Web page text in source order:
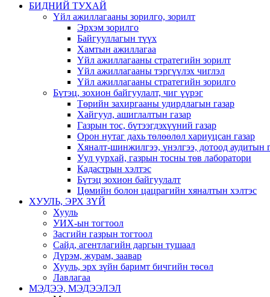
БИДНИЙ ТУХАЙ
Үйл ажиллагааны зорилго, зорилт
Эрхэм зорилго
Байгууллагын түүх
Хамтын ажиллагаа
Үйл ажиллагааны стратегийн зорилт
Үйл ажиллагааны тэргүүлэх чиглэл
Үйл ажиллагааны стратегийн зорилго
Бүтэц, зохион байгуулалт, чиг үүрэг
Төрийн захиргааны удирдлагын газар
Хайгуул, ашиглалтын газар
Газрын тос, бүтээгдэхүүний газар
Орон нутаг дахь төлөөлөл хариуцсан газар
Хяналт-шинжилгээ, үнэлгээ, дотоод аудитын
Уул уурхай, газрын тосны төв лаборатори
Кадастрын хэлтэс
Бүтэц зохион байгуулалт
Цөмийн болон цацрагийн хяналтын хэлтэс
ХУУЛЬ, ЭРХ ЗҮЙ
Хууль
УИХ-ын тогтоол
Засгийн газрын тогтоол
Сайд, агентлагийн даргын тушаал
Дүрэм, журам, заавар
Хууль, эрх зүйн баримт бичгийн төсөл
Лавлагаа
МЭДЭЭ, МЭДЭЭЛЭЛ